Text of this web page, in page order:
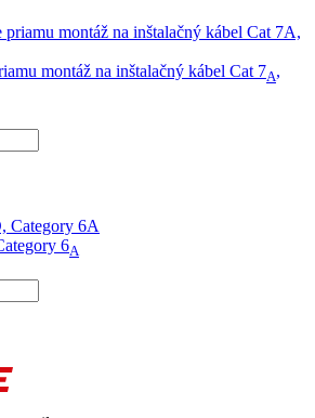
montáž na inštalačný kábel Cat 7A,
6A